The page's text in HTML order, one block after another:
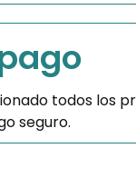
todos los
seguro.